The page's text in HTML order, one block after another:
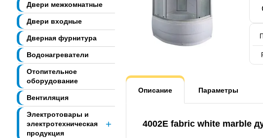
Двери межкомнатные
Двери входные
Дверная фурнитура
Водонагреватели
Отопительное
оборудование
Вентиляция
Электротовары и
электротехническая
продукция
Описание Параметры
4002E fabric white marble